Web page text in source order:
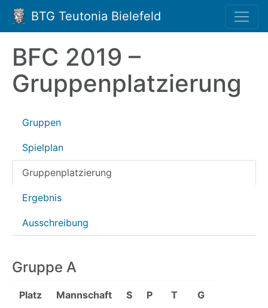
BTG Teutonia Bielefeld
BFC 2019 –
Gruppenplatzierung
Gruppen
Spielplan
Gruppenplatzierung
Ergebnis
Ausschreibung
Gruppe A
Platz Mannschaft S P T G